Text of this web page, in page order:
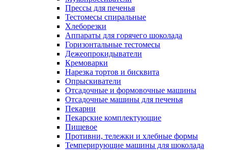
Прессы для печенья
Тестомесы спиральные
Хлеборезки
Аппараты для горячего шоколада
Горизонтальные тестомесы
Дежеопрокидыватели
Кремоварки
Нарезка тортов и бисквита
Опрыскиватели
Отсадочные и формовочные машины
Отсадочные машины для печенья
Пекарни
Пекарские комплектующие
Пищевое
Противни, тележки и хлебные формы
Темперирующие машины для шоколада